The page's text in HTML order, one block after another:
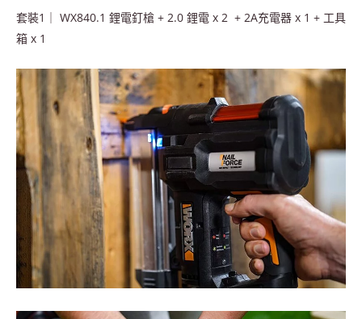
套裝1 ｜ WX840.1 鋰電釘槍 + 2.0 鋰電 x 2 + 2A充電器 x 1 + 工具
箱 x 1